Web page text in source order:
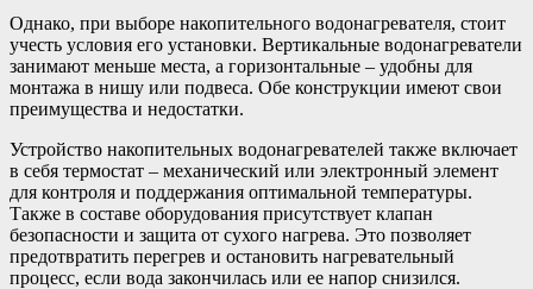
Однако, при выборе накопительного водонагревателя, стоит
учесть условия его установки. Вертикальные водонагреватели
занимают меньше места, а горизонтальные – удобны для
монтажа в нишу или подвеса. Обе конструкции имеют свои
преимущества и недостатки.
Устройство накопительных водонагревателей также включает
в себя термостат – механический или электронный элемент
для контроля и поддержания оптимальной температуры.
Также в составе оборудования присутствует клапан
безопасности и защита от сухого нагрева. Это позволяет
предотвратить перегрев и остановить нагревательный
процесс, если вода закончилась или ее напор снизился.